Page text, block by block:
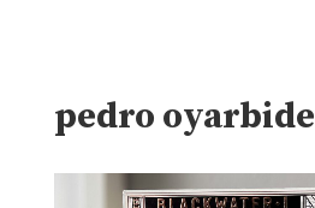
pedro oyarbide